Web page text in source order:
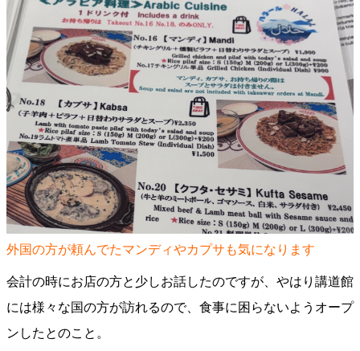
外国の方が頼んでたマンディやカプサも気になります
会計の時にお店の方と少しお話したのですが、やはり講道館
には様々な国の方が訪れるので、食事に困らないようオープ
ンしたとのこと。